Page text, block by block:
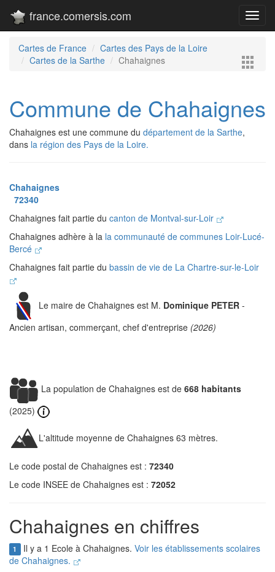
france.comersis.com
Cartes de France
Cartes des Pays de la Loire
Cartes de la Sarthe
Chahaignes
Commune de Chahaignes
Chahaignes est une commune du département de la Sarthe,
dans la région des Pays de la Loire.
Chahaignes
72340
Chahaignes fait partie du canton de Montval-sur-Loir
Chahaignes adhère à la la communauté de communes Loir-Lucé-
Bercé
Chahaignes fait partie du bassin de vie de La Chartre-sur-le-Loir
Le maire de Chahaignes est M. Dominique PETER -
Ancien artisan, commerçant, chef d'entreprise (2026)
La population de Chahaignes est de 668 habitants
(2025)
L'altitude moyenne de Chahaignes 63 mètres.
Le code postal de Chahaignes est : 72340
Le code INSEE de Chahaignes est : 72052
Chahaignes en chiffres
1 Il y a 1 Ecole à Chahaignes. Voir les établissements scolaires
de Chahaignes.